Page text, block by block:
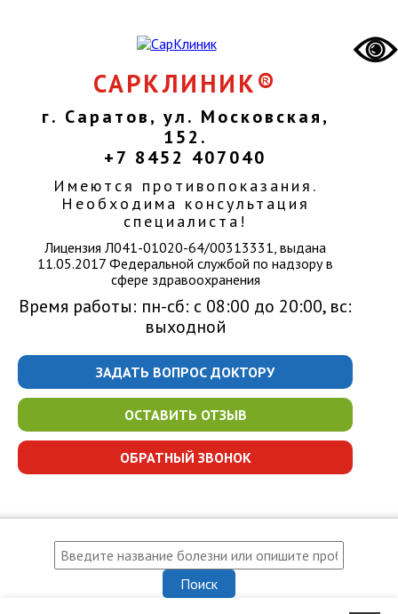
САРКЛИНИК®
г. Саратов, ул. Московская,
152.
+7 8452 407040
Имеются противопоказания.
Необходима консультация
специалиста!
Лицензия Л041-01020-64/00313331, выдана
11.05.2017 Федеральной службой по надзору в
сфере здравоохранения
Время работы: пн-сб: с 08:00 до 20:00, вс:
выходной
ЗАДАТЬ ВОПРОС ДОКТОРУ
ОСТАВИТЬ ОТЗЫВ
ОБРАТНЫЙ ЗВОНОК